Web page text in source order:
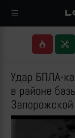
Удар БПЛА-
в районе